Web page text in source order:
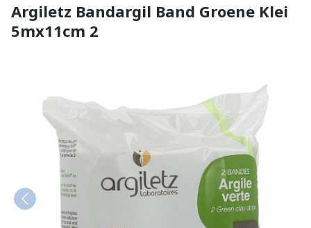
Argiletz Bandargil Band Groene Klei
5mx11cm 2